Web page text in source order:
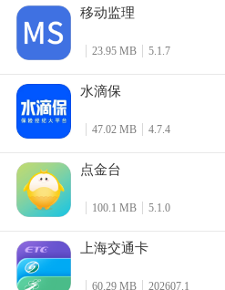
移动监理
23.95 MB 5.1.7
水滴保
47.02 MB 4.7.4
点金台
100.1 MB 5.1.0
上海交通卡
60.29 MB 202607.1